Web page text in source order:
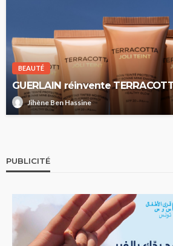
BEAUTÉ
GUERLAIN réinvente
Jihène Ben Hassine
PUBLICITÉ